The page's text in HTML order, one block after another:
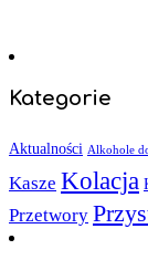
Kategorie
Aktualności Alkohole
Kasze Kolacja
Przetwory